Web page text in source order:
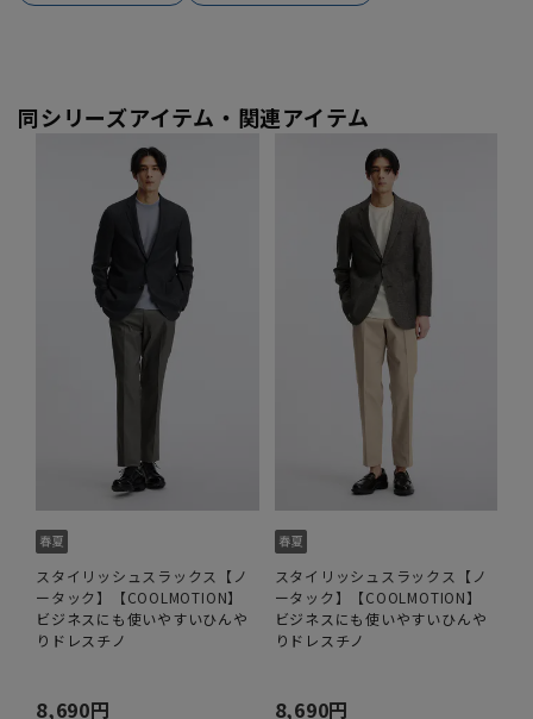
同シリーズアイテム・関連アイテム
スタイリッシュスラックス【ノ
ータック】【COOLMOTION】
ビジネスにも使いやすいひんや
りドレスチノ
8,690円
スタイリッシュスラックス【ノ
ータック】【COOLMOTION】
ビジネスにも使いやすいひんや
りドレスチノ
8,690円